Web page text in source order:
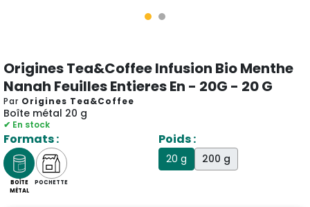
Origines Tea&Coffee Infusion Bio Menthe
Nanah Feuilles Entieres En - 20G - 20 G
Par Origines Tea&Coffee
Boîte métal 20 g
✔ En stock
Formats :
BOÎTE
MÉTAL
POCHETTE
Poids :
20 g 200 g